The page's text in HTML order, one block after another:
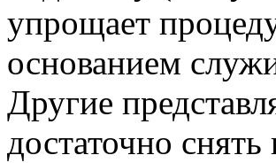
упрощает
основанием
Другие
достаточно